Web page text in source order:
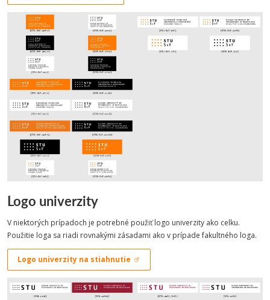
Logo univerzity
V niektorých prípadoch je potrebné použiť logo univerzity ako celku.
Použitie loga sa riadi rovnakými zásadami ako v prípade fakultného loga.
Logo univerzity na stiahnutie